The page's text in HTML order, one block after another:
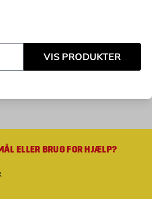
VIS PRODUKTER
ELLER BRUG FOR HJÆLP?